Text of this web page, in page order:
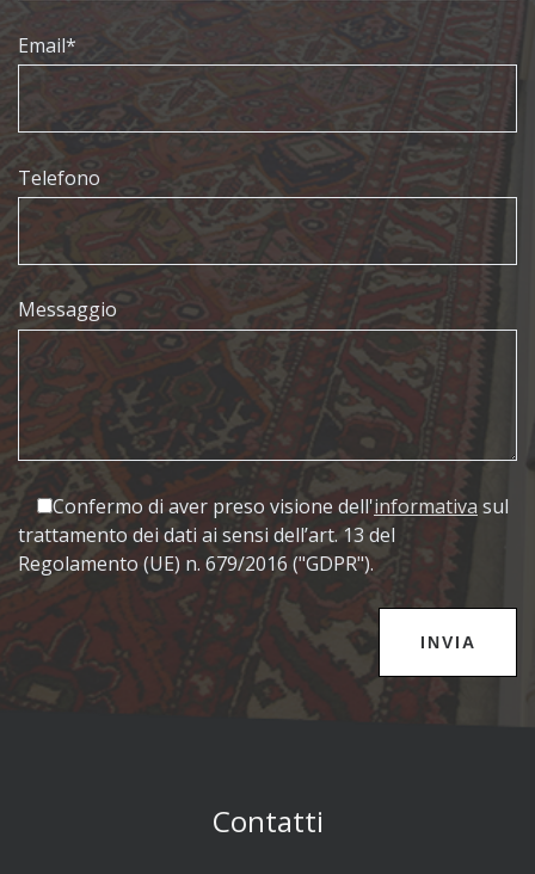
Email*
Telefono
Messaggio
Confermo di aver preso visione dell'informativa sul
trattamento dei dati ai sensi dell’art. 13 del
Regolamento (UE) n. 679/2016 ("GDPR").
Contatti